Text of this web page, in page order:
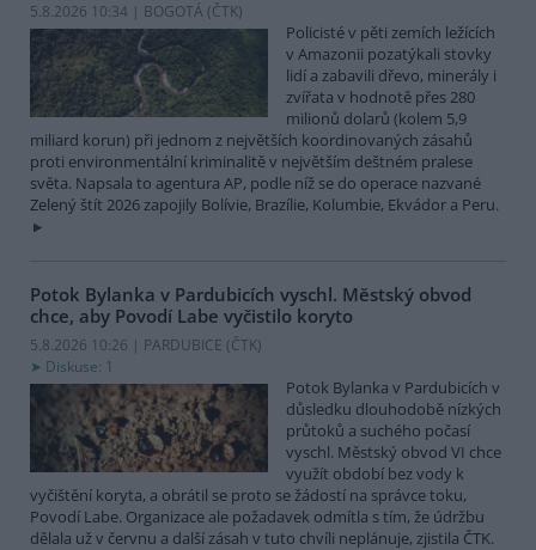
5.8.2026 10:34 | BOGOTÁ (ČTK)
Policisté v pěti zemích ležících
v Amazonii pozatýkali stovky
lidí a zabavili dřevo, minerály i
zvířata v hodnotě přes 280
milionů dolarů (kolem 5,9
miliard korun) při jednom z největších koordinovaných zásahů
proti environmentální kriminalitě v největším deštném pralese
světa. Napsala to agentura AP, podle níž se do operace nazvané
Zelený štít 2026 zapojily Bolívie, Brazílie, Kolumbie, Ekvádor a Peru.
Potok Bylanka v Pardubicích vyschl. Městský obvod
chce, aby Povodí Labe vyčistilo koryto
5.8.2026 10:26 | PARDUBICE (ČTK)
Diskuse: 1
Potok Bylanka v Pardubicích v
důsledku dlouhodobě nízkých
průtoků a suchého počasí
vyschl. Městský obvod VI chce
využít období bez vody k
vyčištění koryta, a obrátil se proto se žádostí na správce toku,
Povodí Labe. Organizace ale požadavek odmítla s tím, že údržbu
dělala už v červnu a další zásah v tuto chvíli neplánuje, zjistila ČTK.